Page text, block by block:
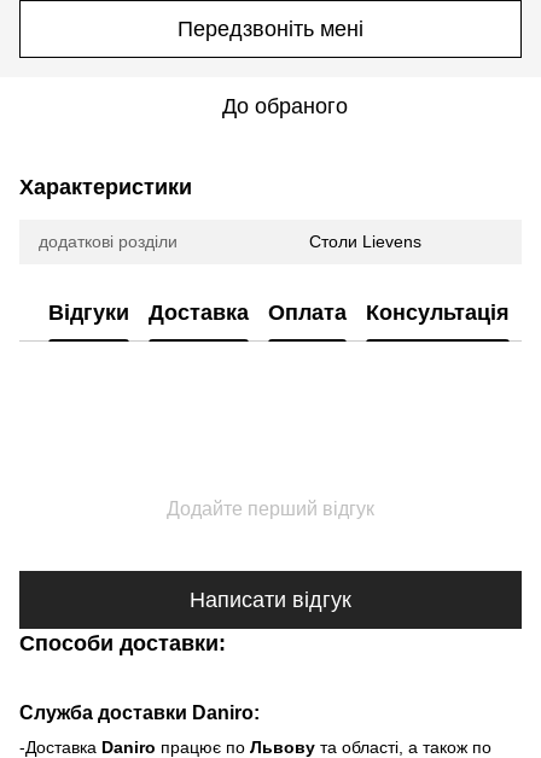
Передзвоніть мені
До обраного
Характеристики
додаткові розділи Столи Lievens
Відгуки Доставка Оплата Консультація
Додайте перший відгук
Написати відгук
Способи доставки:
Служба доставки Daniro:
-Доставка Daniro працює по Львову та області, а також по